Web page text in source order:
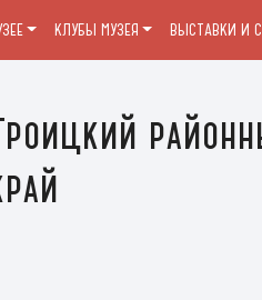
КЛУБЫ МУЗЕЯ ВЫСТАВКИ И